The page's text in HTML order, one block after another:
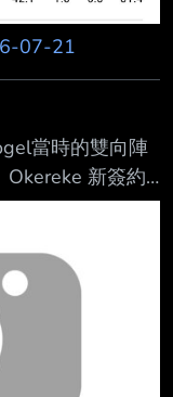
07-21
當時的雙向陣
Okereke 新簽約
杜 這七個都是
人的醫療團隊是
上季包含聰明
會有板友問說
大 搞到湖人醫
= = 雖然道奇團